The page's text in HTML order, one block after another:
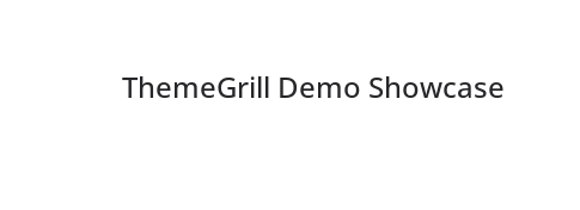
ThemeGrill Demo Showcase